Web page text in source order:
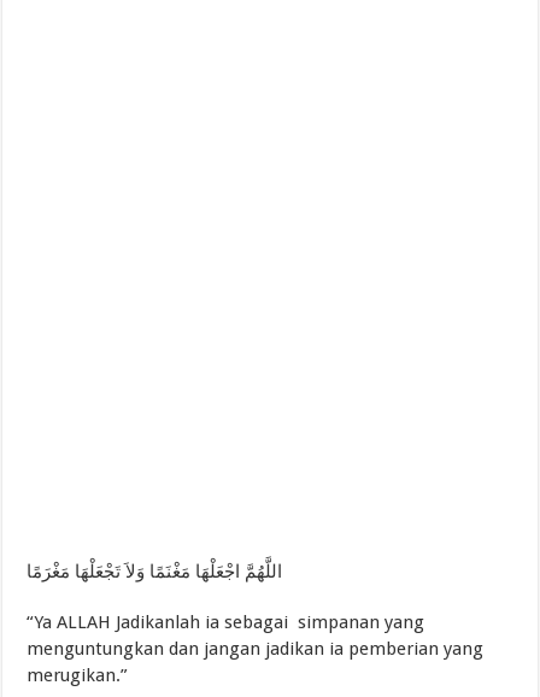
اﻟﻠَّﻬُﻢَّ ﺍﺟْﻌَﻠْﻬَﺎ ﻣَﻐْﻨَﻤًﺎ ﻭَﻻَ ﺗَﺠْﻌَﻠْﻬَﺎ ﻣَﻐْﺮَﻣًﺎ
“Ya ALLAH Jadikanlah ia sebagai simpanan yang
menguntungkan dan jangan jadikan ia pemberian yang
merugikan.”